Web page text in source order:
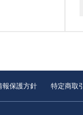
報保護方針 特定商取